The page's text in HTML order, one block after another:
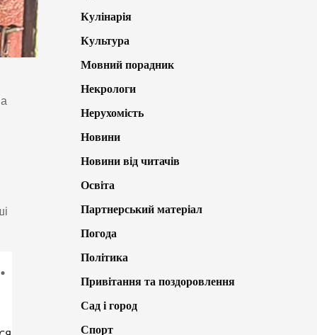
Кулінарія
Культура
Мовний порадник
Некрологи
Нерухомість
Новини
Новини від читачів
Освіта
Партнерський матеріал
Погода
Політика
Привітання та поздоровлення
Сад і город
Спорт